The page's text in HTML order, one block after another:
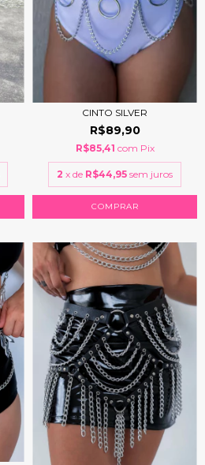
CINTO SILVER
R$89,90
R$85,41 com Pix
2 x de R$44,95 sem juros
COMPRAR